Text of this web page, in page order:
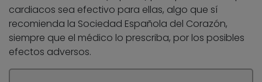
cardiacos sea efectivo para ellas, algo que sí
recomienda la Sociedad Española del Corazón,
siempre que el médico lo prescriba, por los posibles
efectos adversos.